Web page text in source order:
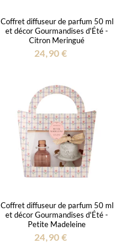
Coffret diffuseur de parfum 50 ml
et décor Gourmandises d'Été -
Citron Meringué
24,90 €
Coffret diffuseur de parfum 50 ml
et décor Gourmandises d'Été -
Petite Madeleine
24,90 €